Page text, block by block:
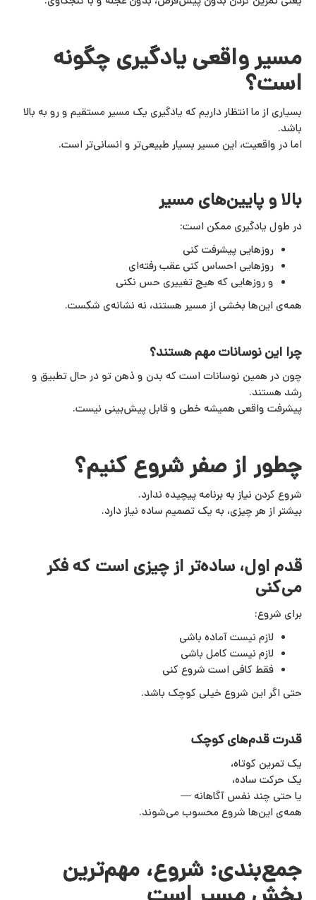
مسیر واقعی یادگیری چگونه
است؟
بسیاری از ما انتظار داریم که یادگیری یک مسیر مستقیم و رو به بالا
باشد.
اما در واقعیت، این مسیر بسیار طبیعی‌تر و انسانی‌تر است.
بالا و پایین‌های مسیر
در طول یادگیری ممکن است:
روزهایی پیشرفت کنی
روزهایی احساس کنی عقب رفته‌ای
و روزهایی که هیچ تغییری حس نکنی
همه‌ی این‌ها بخشی از مسیر هستند، نه نشانه‌ی شکست.
چرا این نوسانات مهم هستند؟
چون در همین نوسانات است که بدن و ذهن تو در حال تطبیق و
رشد هستند.
پیشرفت واقعی همیشه خطی و قابل پیش‌بینی نیست.
چطور از صفر شروع کنیم؟
شروع کردن نیاز به برنامه پیچیده ندارد.
بیشتر از هر چیزی، به یک تصمیم ساده نیاز دارد.
قدم اول، ساده‌تر از چیزی است که فکر
می‌کنی
برای شروع:
لازم نیست آماده باشی
لازم نیست کامل باشی
فقط کافی است شروع کنی
حتی اگر این شروع خیلی کوچک باشد.
قدرت قدم‌های کوچک
یک تمرین کوتاه،
یک حرکت ساده،
یا حتی چند نفس آگاهانه —
همه‌ی این‌ها شروع محسوب می‌شوند.
جمع‌بندی: شروع، مهم‌ترین